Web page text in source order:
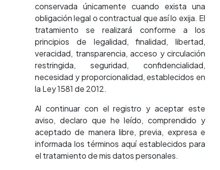
conservada únicamente cuando exista una
obligación legal o contractual que así lo exija. El
tratamiento se realizará conforme a los
principios de legalidad, finalidad, libertad,
veracidad, transparencia, acceso y circulación
restringida, seguridad, confidencialidad,
necesidad y proporcionalidad, establecidos en
la Ley 1581 de 2012.
Al continuar con el registro y aceptar este
aviso, declaro que he leído, comprendido y
aceptado de manera libre, previa, expresa e
informada los términos aquí establecidos para
el tratamiento de mis datos personales.